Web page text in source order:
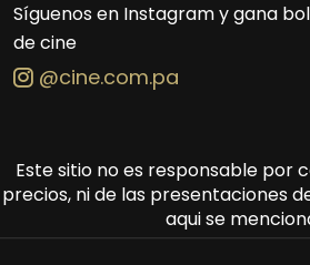
Síguenos en Instagram y gana
de cine
@cine.com.pa
Este sitio no es responsable por
precios, ni de las presentaciones
aqui se